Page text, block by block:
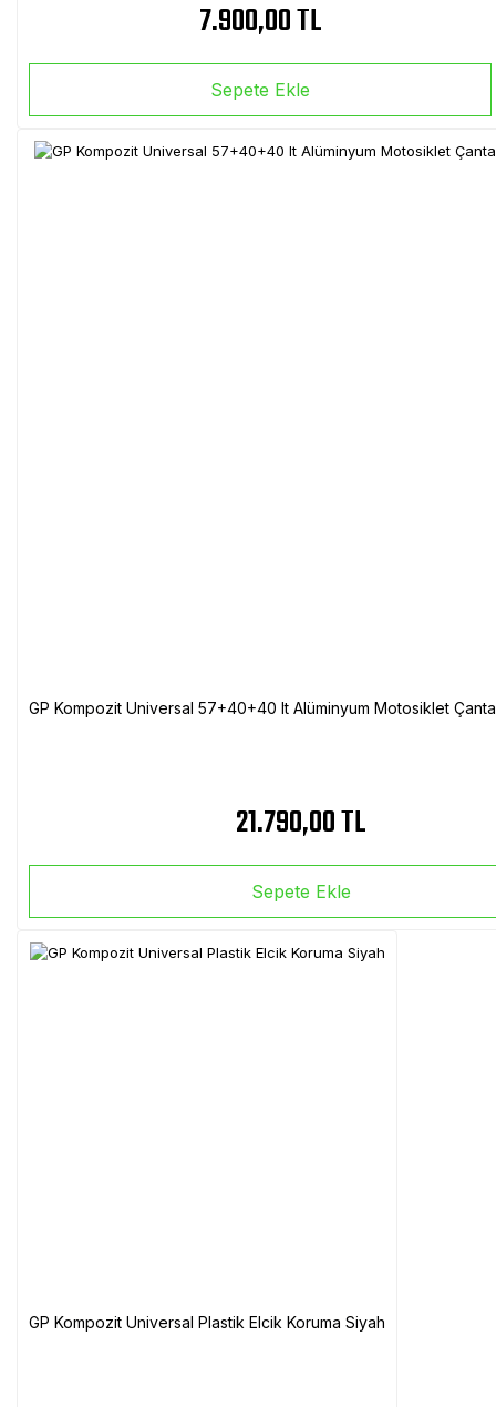
7.900,00 TL
Sepete Ekle
GP Kompozit Universal 57+40+40 lt Alüminyum Motosiklet
21.790,00 TL
Sepete Ekle
GP Kompozit Universal Plastik Elcik Koruma Siyah